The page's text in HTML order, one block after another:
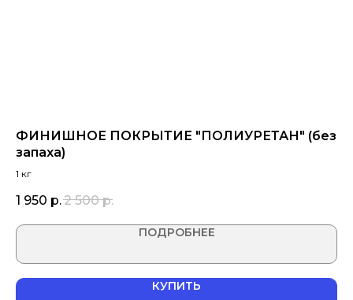
ФИНИШНОЕ ПОКРЫТИЕ "ПОЛИУРЕТАН" (без
запаха)
1 кг
1 950 р.2 500 р.
ПОДРОБНЕЕ
КУПИТЬ